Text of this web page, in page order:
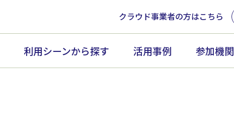
クラウド事業者の方はこちら
利用シーンから探す 活用事例 参加機関